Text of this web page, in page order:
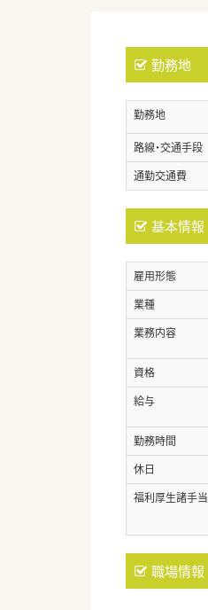
勤務地
勤務地
路線・交通手段
通勤交通費
基本情報
雇用形態
業種
業務内容
資格
給与
勤務時間
休日
福利厚生諸手当
職場情報